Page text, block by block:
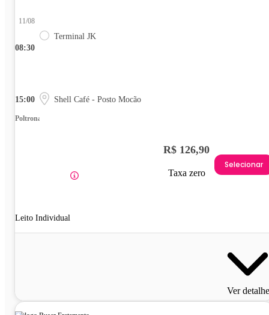
08:30
11/08
Terminal JK
15:00 Shell Café - Posto Mocão
Poltrona
Leito Individual
R$ 126,90
Taxa zero
Selecionar
Ver